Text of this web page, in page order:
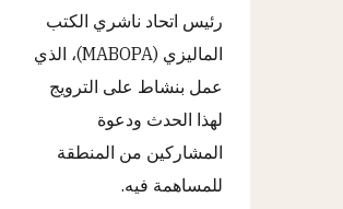
رئيس اتحاد ناشري الكتب
الماليزي (MABOPA)، الذي
عمل بنشاط على الترويج
لهذا الحدث ودعوة
المشاركين من المنطقة
للمساهمة فيه.